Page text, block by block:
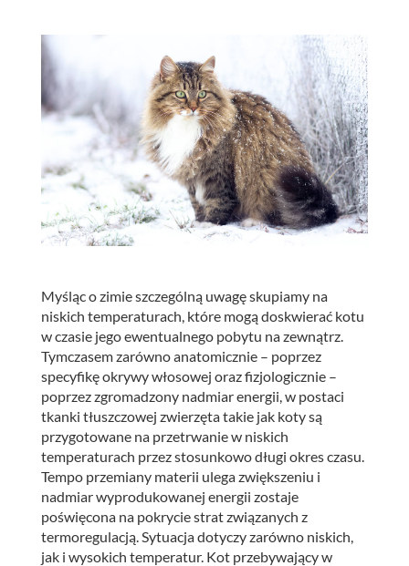
Myśląc o zimie szczególną uwagę skupiamy na
niskich temperaturach, które mogą doskwierać kotu
w czasie jego ewentualnego pobytu na zewnątrz.
Tymczasem zarówno anatomicznie – poprzez
specyfikę okrywy włosowej oraz fizjologicznie –
poprzez zgromadzony nadmiar energii, w postaci
tkanki tłuszczowej zwierzęta takie jak koty są
przygotowane na przetrwanie w niskich
temperaturach przez stosunkowo długi okres czasu.
Tempo przemiany materii ulega zwiększeniu i
nadmiar wyprodukowanej energii zostaje
poświęcona na pokrycie strat związanych z
termoregulacją. Sytuacja dotyczy zarówno niskich,
jak i wysokich temperatur. Kot przebywający w